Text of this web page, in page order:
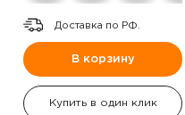
Доставка по РФ.
В корзину
Купить в один клик